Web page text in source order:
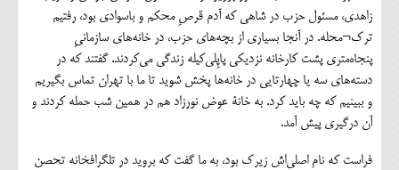
زاهدی، مسئول حزب در شاهی که آدم قرصِ محکم و باسوادی بود، رفتیم
ترک¬محله. در آنجا بسیاری از بچه‌های حزب، در خانه‌های سازمانیِ
پنجاه‌متری پشت کارخانه نزدیکی پاپِلی‌کیله زندگی می‌کردند. گفتند که در
دسته‌های سه‌ یا چهارتایی در خانه‌ها پخش شوید تا ما با تهران تماس بگیریم
و ببینیم که چه باید کرد. به خانة عوض نورزاد هم در همین شب حمله کردند و
آن درگیری پیش آمد.
فراست که نام اصلی‌اش زیرک بود، به ما گفت که بروید در تلگرافخانه تحصن